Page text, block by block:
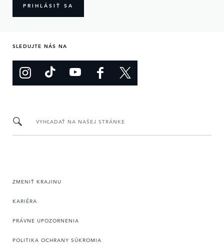
PRIHLÁSIŤ SA
SLEDUJTE NÁS NA
VYHĽADAŤ NA NAŠEJ STRÁNKE
ZMENIŤ KRAJINU
KARIÉRA
PRÁVNE UPOZORNENIA
POLITIKA OCHRANY SÚKROMIA